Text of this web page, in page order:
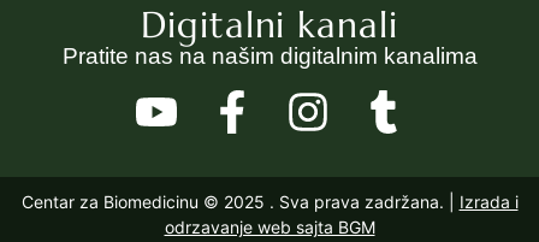
Digitalni kanali
Pratite nas na našim digitalnim kanalima
Centar za Biomedicinu © 2025 . Sva prava zadržana. | Izrada i
odrzavanje web sajta BGM